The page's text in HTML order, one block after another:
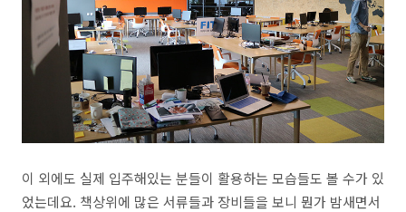
이 외에도 실제 입주해있는 분들이 활용하는 모습들도 볼 수가 있
었는데요. 책상위에 많은 서류들과 장비들을 보니 뭔가 밤새면서